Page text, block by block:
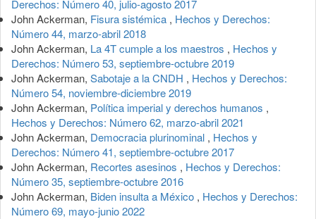
Derechos: Número 40, julio-agosto 2017
John Ackerman, Fisura sistémica , Hechos y Derechos:
Número 44, marzo-abril 2018
John Ackerman, La 4T cumple a los maestros , Hechos y
Derechos: Número 53, septiembre-octubre 2019
John Ackerman, Sabotaje a la CNDH , Hechos y Derechos:
Número 54, noviembre-diciembre 2019
John Ackerman, Política imperial y derechos humanos ,
Hechos y Derechos: Número 62, marzo-abril 2021
John Ackerman, Democracia plurinominal , Hechos y
Derechos: Número 41, septiembre-octubre 2017
John Ackerman, Recortes asesinos , Hechos y Derechos:
Número 35, septiembre-octubre 2016
John Ackerman, Biden insulta a México , Hechos y Derechos:
Número 69, mayo-junio 2022